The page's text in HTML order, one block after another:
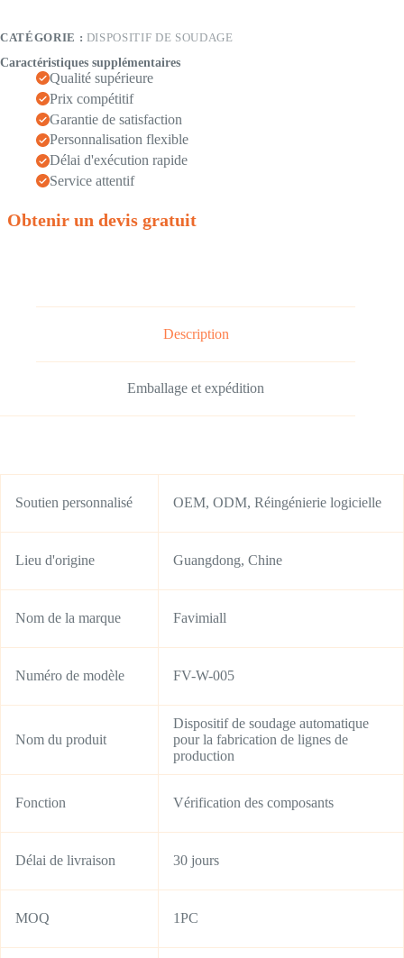
CATÉGORIE : DISPOSITIF DE SOUDAGE
Caractéristiques supplémentaires
Qualité supérieure
Prix compétitif
Garantie de satisfaction
Personnalisation flexible
Délai d'exécution rapide
Service attentif
Obtenir un devis gratuit
Description
Emballage et expédition
Soutien personnalisé OEM, ODM, Réingénierie logicielle
Lieu d'origine Guangdong, Chine
Nom de la marque Favimiall
Numéro de modèle FV-W-005
Nom du produit
Dispositif de soudage automatique
pour la fabrication de lignes de
production
Fonction Vérification des composants
Délai de livraison 30 jours
MOQ 1PC